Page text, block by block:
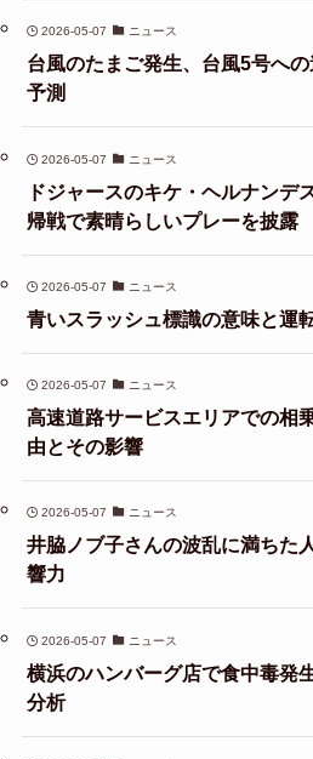
2026-05-07 ニュース
台風のたまご発生、台風5号へ
予測
2026-05-07 ニュース
ドジャースのキケ・ヘルナンデ
帰戦で素晴らしいプレーを披露
2026-05-07 ニュース
青いスラッシュ標識の意味と運
2026-05-07 ニュース
高速道路サービスエリアでの相
由とその影響
2026-05-07 ニュース
井脇ノブ子さんの波乱に満ちた
響力
2026-05-07 ニュース
横浜のハンバーグ店で食中毒発
分析